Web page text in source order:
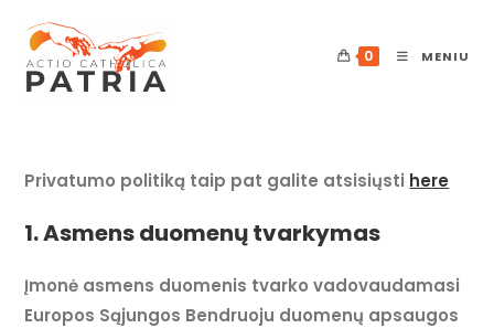
content
0 MENIU
Privatumo politiką taip pat galite atsisiųsti here
1. Asmens duomenų tvarkymas
Įmonė asmens duomenis tvarko vadovaudamasi
Europos Sąjungos Bendruoju duomenų apsaugos